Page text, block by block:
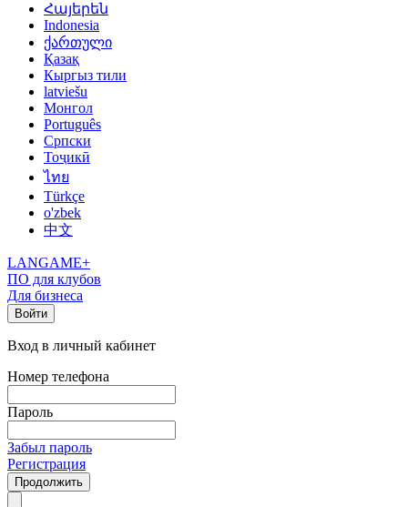
Հայերեն
Indonesia
ქართული
Қазақ
Кыргыз тили
latviešu
Монгол
Português
Српски
Тоҷикӣ
ไทย
Türkçe
o'zbek
中文
LANGAME+
ПО для клубов
Для бизнеса
Войти
Вход в личный кабинет
Номер телефона
Пароль
Забыл пароль
Регистрация
Продолжить